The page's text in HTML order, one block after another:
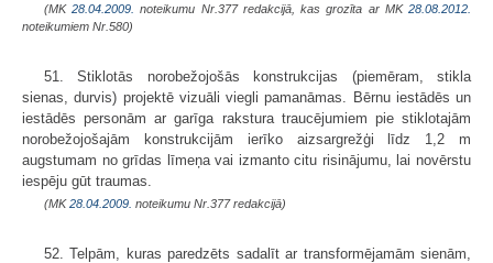
(MK28.04.2009. noteikumu Nr.377 redakcijā, kas grozīta ar MK28.08.2012.
noteikumiem Nr.580)
51. Stiklotās norobežojošās konstrukcijas (piemēram, stikla
sienas, durvis) projektē vizuāli viegli pamanāmas. Bērnu iestādēs un
iestādēs personām ar garīga rakstura traucējumiem pie stiklotajām
norobežojošajām konstrukcijām ierīko aizsargrežģi līdz 1,2 m
augstumam no grīdas līmeņa vai izmanto citu risinājumu, lai novērstu
iespēju gūt traumas.
(MK28.04.2009. noteikumu Nr.377 redakcijā)
52. Telpām, kuras paredzēts sadalīt ar transformējamām sienām,